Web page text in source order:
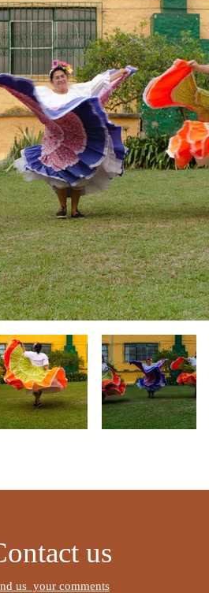
us
us your comments